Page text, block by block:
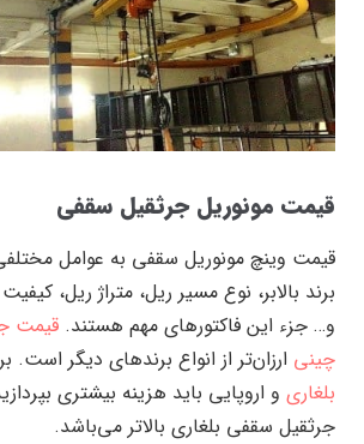
قیمت مونوریل جرثقیل سقفی
قیمت وینچ مونوریل سقفی به عوامل
برند بالابر، نوع مسیر ریل، متراژ ریل،
و… جزء این فاکتور‌های مهم هستند. قیمت
چینی ارزان‌تر از انواع برند‌های دیگر است.
بلغاری و اروپایی باید هزینه بیشتری
جرثقیل سقفی بلغاری بالاتر می‌باشد.